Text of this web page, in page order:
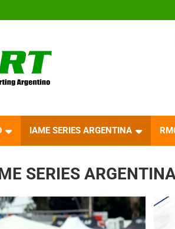
del
Argentina
IAME SERIES ARGENTINA
SERIES